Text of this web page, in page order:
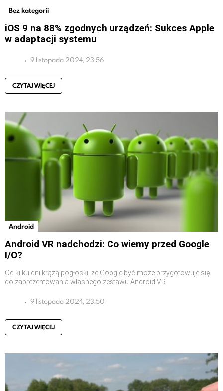
Bez kategorii
iOS 9 na 88% zgodnych urządzeń: Sukces Apple
w adaptacji systemu
9 listopada 2024, 23:56
CZYTAJ WIĘCEJ
Android
Android VR nadchodzi: Co wiemy przed Google
I/O?
Od kilku dni krążą pogłoski, że Google być może przygotowuje się
do zaprezentowania własnego zestawu Android VR
9 listopada 2024, 23:50
CZYTAJ WIĘCEJ